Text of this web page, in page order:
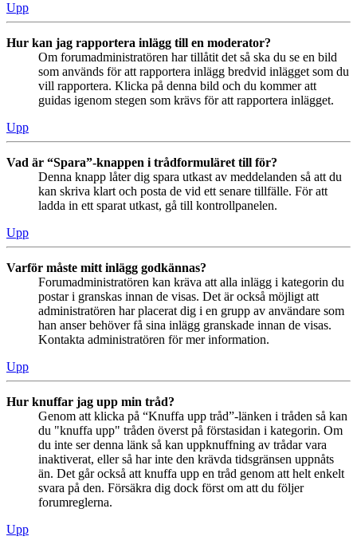
Upp
Hur kan jag rapportera inlägg till en moderator?
Om forumadministratören har tillåtit det så ska du se en bild
som används för att rapportera inlägg bredvid inlägget som du
vill rapportera. Klicka på denna bild och du kommer att
guidas igenom stegen som krävs för att rapportera inlägget.
Upp
Vad är “Spara”-knappen i trådformuläret till för?
Denna knapp låter dig spara utkast av meddelanden så att du
kan skriva klart och posta de vid ett senare tillfälle. För att
ladda in ett sparat utkast, gå till kontrollpanelen.
Upp
Varför måste mitt inlägg godkännas?
Forumadministratören kan kräva att alla inlägg i kategorin du
postar i granskas innan de visas. Det är också möjligt att
administratören har placerat dig i en grupp av användare som
han anser behöver få sina inlägg granskade innan de visas.
Kontakta administratören för mer information.
Upp
Hur knuffar jag upp min tråd?
Genom att klicka på “Knuffa upp tråd”-länken i tråden så kan
du "knuffa upp" tråden överst på förstasidan i kategorin. Om
du inte ser denna länk så kan uppknuffning av trådar vara
inaktiverat, eller så har inte den krävda tidsgränsen uppnåts
än. Det går också att knuffa upp en tråd genom att helt enkelt
svara på den. Försäkra dig dock först om att du följer
forumreglerna.
Upp